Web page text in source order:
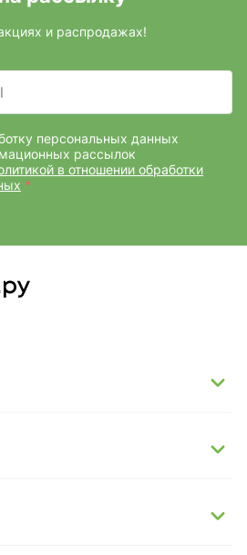
и распродажах!
персональных данных
рассылок
в отношении обработки
*